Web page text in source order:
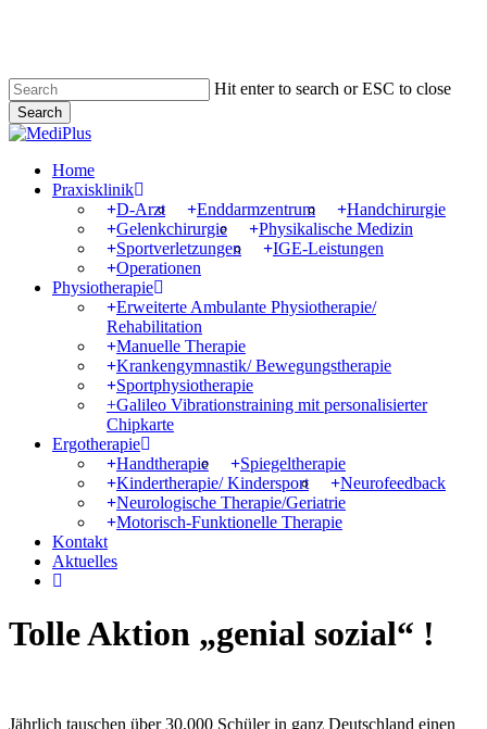
content
Hit enter to search or ESC to close
Search
Close
Menu
Home
Praxisklinik
D-Arzt
Enddarmzentrum
Handchirurgie
Gelenkchirurgie
Physikalische Medizin
Sportverletzungen
IGE-Leistungen
Operationen
Physiotherapie
Erweiterte Ambulante Physiotherapie/
Rehabilitation
Manuelle Therapie
Krankengymnastik/ Bewegungstherapie
Sportphysiotherapie
+Galileo Vibrationstraining mit personalisierter
Chipkarte
Ergotherapie
Handtherapie
Spiegeltherapie
Kindertherapie/ Kindersport
Neurofeedback
Neurologische Therapie/Geriatrie
Motorisch-Funktionelle Therapie
Kontakt
Aktuelles
instagram
Tolle Aktion „genial sozial“ !
Jährlich tauschen über 30.000 Schüler in ganz Deutschland einen